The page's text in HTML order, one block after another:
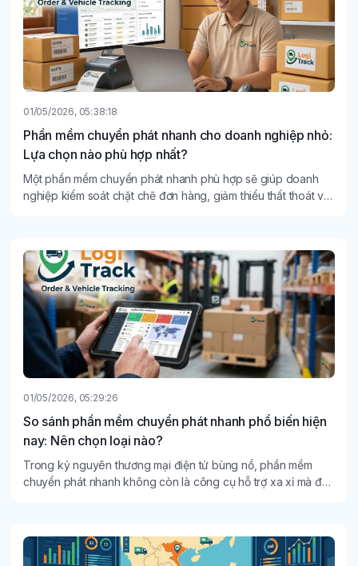
01/05/2026, 05:38:18
Phần mềm chuyển phát nhanh cho doanh nghiệp nhỏ:
Lựa chọn nào phù hợp nhất?
Một phần mềm chuyển phát nhanh phù hợp sẽ giúp doanh
nghiệp kiểm soát chặt chẽ đơn hàng, giảm thiểu thất thoát và
01/05/2026, 05:29:26
So sánh phần mềm chuyển phát nhanh phổ biến hiện
nay: Nên chọn loại nào?
Trong kỷ nguyên thương mại điện tử bùng nổ, phần mềm
chuyển phát nhanh không còn là công cụ hỗ trợ xa xỉ mà đã